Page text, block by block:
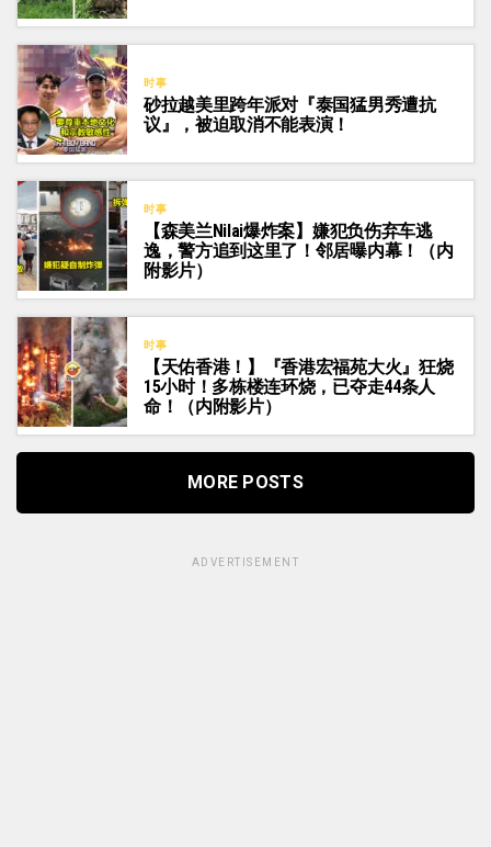
时事
砂拉越美里跨年派对『泰国猛男秀遭抗
议』，被迫取消不能表演！
时事
【森美兰Nilai爆炸案】嫌犯负伤弃车逃
逸，警方追到这里了！邻居曝内幕！（内
附影片）
时事
【天佑香港！】『香港宏福苑大火』狂烧
15小时！多栋楼连环烧，已夺走44条人
命！（内附影片）
MORE POSTS
ADVERTISEMENT